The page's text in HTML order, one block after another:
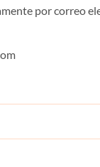
por correo